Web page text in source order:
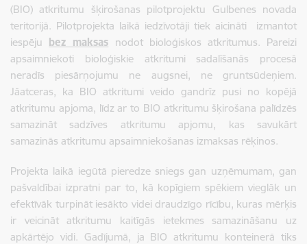
(BIO) atkritumu šķirošanas pilotprojektu Gulbenes novada
teritorijā. Pilotprojekta laikā iedzīvotāji tiek aicināti izmantot
iespēju bez maksas nodot bioloģiskos atkritumus. Pareizi
apsaimniekoti bioloģiskie atkritumi sadalīšanās procesā
neradīs piesārņojumu ne augsnei, ne gruntsūdeņiem.
Jāatceras, ka BIO atkritumi veido gandrīz pusi no kopējā
atkritumu apjoma, līdz ar to BIO atkritumu šķirošana palīdzēs
samazināt sadzīves atkritumu apjomu, kas savukārt
samazinās atkritumu apsaimniekošanas izmaksas rēķinos.
Projekta laikā iegūtā pieredze sniegs gan uzņēmumam, gan
pašvaldībai izpratni par to, kā kopīgiem spēkiem vieglāk un
efektīvāk turpināt iesākto videi draudzīgo rīcību, kuras mērķis
ir veicināt atkritumu kaitīgās ietekmes samazināšanu uz
apkārtējo vidi. Gadījumā, ja BIO atkritumu konteinerā tiks